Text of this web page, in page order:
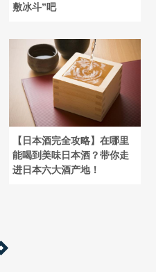
敷冰斗”吧
【日本酒完全攻略】在哪里
能喝到美味日本酒？带你走
进日本六大酒产地！